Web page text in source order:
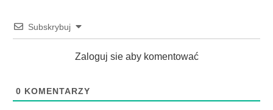
Subskrybuj
Zaloguj sie aby komentować
0 KOMENTARZY